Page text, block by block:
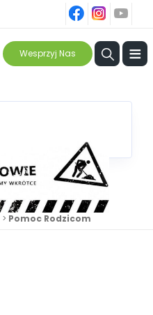
ins
Wesprzyj Nas ≡
> Pomoc Rodzicom